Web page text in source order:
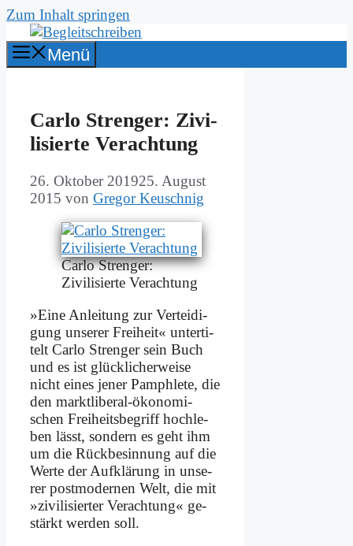
Zum Inhalt springen
Menü
Car­lo Stren­ger: Zi­vi­
li­sier­te Ver­ach­tung
26. Oktober 201925. August
2015 von Gregor Keuschnig
Car­lo Stren­ger:
Zi­vi­li­sier­te Ver­ach­tung
»Ei­ne An­lei­tung zur Ver­tei­di­
gung un­se­rer Frei­heit« un­ter­ti­
telt Car­lo Stren­ger sein Buch
und es ist glück­li­cher­wei­se
nicht ei­nes je­ner Pam­phle­te, die
den markt­li­be­ral-öko­no­mi­
schen Frei­heits­be­griff hoch­le­
ben lässt, son­dern es geht ihm
um die Rück­be­sin­nung auf die
Wer­te der Auf­klä­rung in un­se­
rer post­mo­der­nen Welt, die mit
»zi­vi­li­sier­ter Ver­ach­tung« ge­
stärkt wer­den soll.